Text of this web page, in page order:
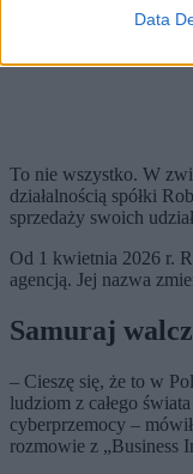
Data
To nie wszystko. W
działalnością spółki
sprzedaży swoich
Od 1 kwietnia 2026 r.
agencją. Jej nazwa
Samuraj
– Cieszę się, że to w
ludziom z całego
cyberprzemocy –
rozmowie z „Business